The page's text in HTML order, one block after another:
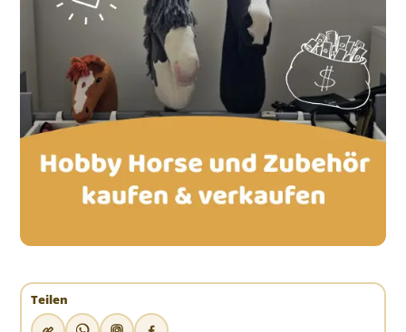
Teilen